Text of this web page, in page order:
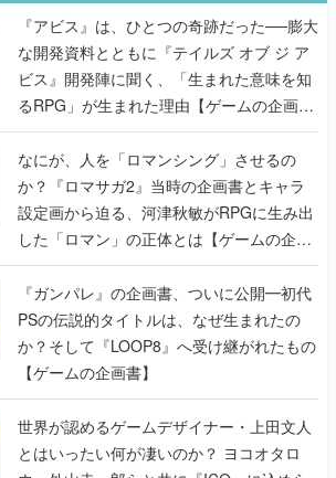
『アビス』は、ひとつの奇跡だった──膨大
な開発資料とともに『テイルズ オブ ジ ア
ビス』開発陣に聞く、「生まれた意味を知
るRPG」が生まれた理由【ゲームの企画
書】
なにが、人を「ロマンシング」させるの
か？『ロマサガ2』当時の企画書とキャラ
設定画から迫る、河津秋敏がRPGに生み出
した「ロマン」の正体とは【ゲームの企画
書】
『ガンパレ』の企画書、ついに公開━初代
PSの伝説的タイトルは、なぜ生まれたの
か？そして『LOOP8』へ受け継がれたもの
【ゲームの企画書】
世界が認めるゲームデザイナー・上田文人
とはいったい何が凄いのか？ ヨコオタロ